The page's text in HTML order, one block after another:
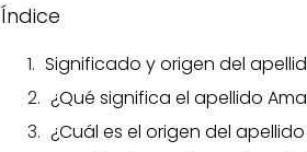
Índice
Significado y origen del
¿Qué significa el apellido
¿Cuál es el origen del